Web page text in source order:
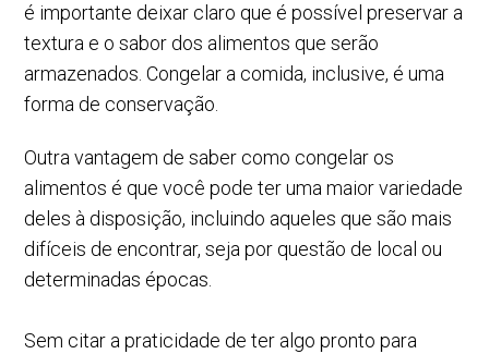
é importante deixar claro que é possível preservar a
textura e o sabor dos alimentos que serão
armazenados. Congelar a comida, inclusive, é uma
forma de conservação.
Outra vantagem de saber como congelar os
alimentos é que você pode ter uma maior variedade
deles à disposição, incluindo aqueles que são mais
difíceis de encontrar, seja por questão de local ou
determinadas épocas.
Sem citar a praticidade de ter algo pronto para